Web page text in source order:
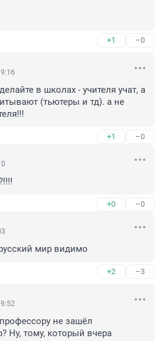
+1 –0
в школах - учителя учат, а
(тьютеры и тд). а не
+1 –0
+0 –0
мир видимо
+2 –3
не зашёл
Ну, тому, который вчера